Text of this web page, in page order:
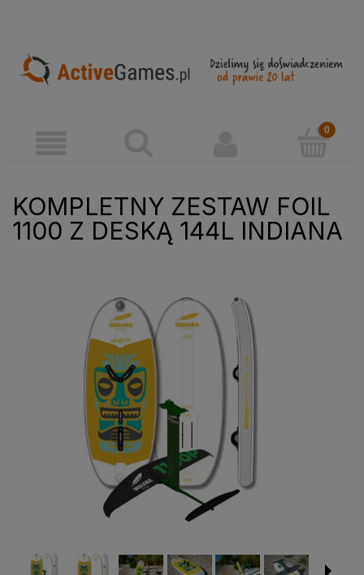
KOMPLETNY ZESTAW FOIL
1100 Z DESKĄ 144L INDIANA